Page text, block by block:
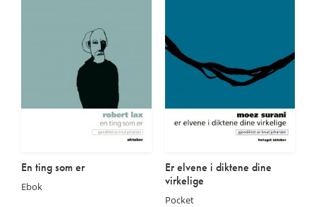
En ting som er
Ebok
Er elvene i diktene dine
virkelige
Pocket